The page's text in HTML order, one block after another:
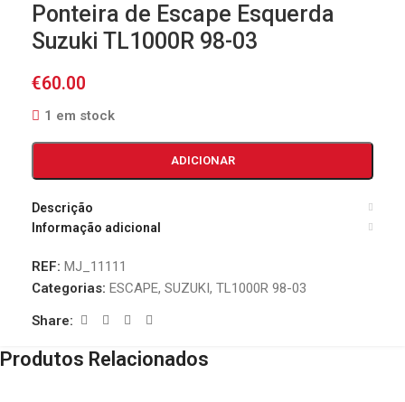
Ponteira de Escape Esquerda
Suzuki TL1000R 98-03
€60.00
1 em stock
ADICIONAR
Descrição
Informação adicional
REF: MJ_11111
Categorias: ESCAPE, SUZUKI, TL1000R 98-03
Share:
Produtos Relacionados